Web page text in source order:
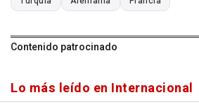
Contenido patrocinado
Lo más leído en Internacional